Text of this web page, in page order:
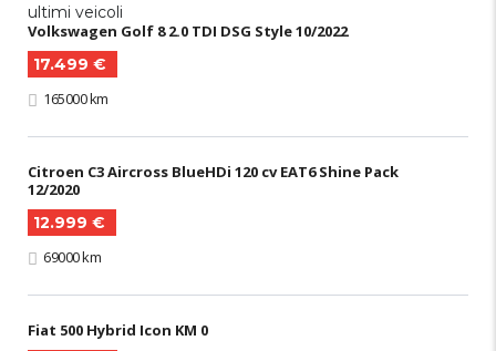
ultimi veicoli
Volkswagen Golf 8 2.0 TDI DSG Style 10/2022
17.499 €
165000 km
Citroen C3 Aircross BlueHDi 120 cv EAT6 Shine Pack
12/2020
12.999 €
69000 km
Fiat 500 Hybrid Icon KM 0